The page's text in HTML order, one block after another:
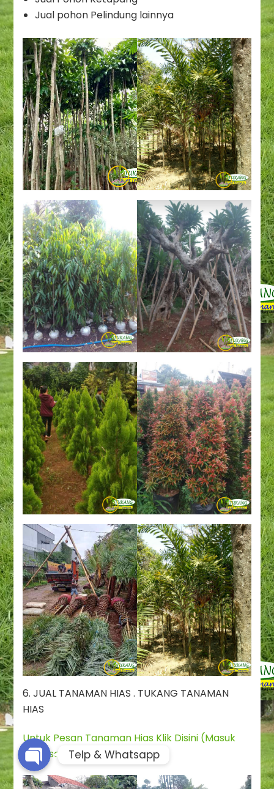
Jual pohon Pelindung lainnya
6. JUAL TANAMAN HIAS . TUKANG TANAMAN
HIAS
Untuk Pesan Tanaman Hias Klik Disini (Masuk
Whatsapp)
Phone
Whatsapp
Telp & Whatsapp